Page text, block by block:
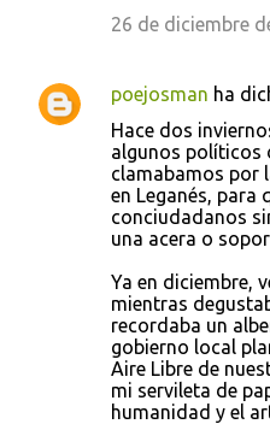
26 de diciembre
poejosman ha
Hace dos
algunos políticos
clamabamos por
en Leganés, para
conciudadanos
una acera o
Ya en diciembre,
mientras
recordaba un
gobierno local
Aire Libre de
mi servileta de
humanidad y el